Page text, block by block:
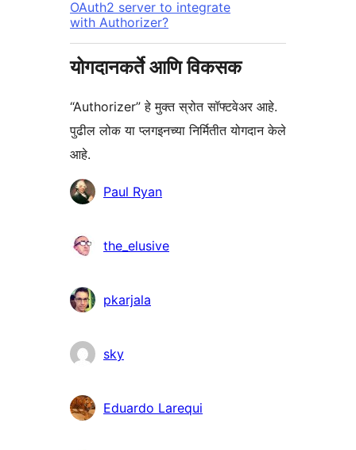
OAuth2 server to integrate
with Authorizer?
योगदानकर्ते आणि विकसक
“Authorizer” हे मुक्त स्रोत सॉफ्टवेअर आहे.
पुढील लोक या प्लगइनच्या निर्मितीत योगदान केले
आहे.
योगदानकर्तेPaul Ryan
the_elusive
pkarjala
sky
Eduardo Larequi